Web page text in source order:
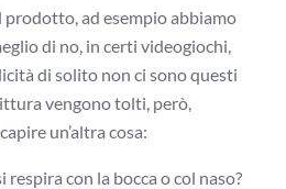
prodotto, ad esempio abbiamo
di no, in certi videogiochi,
di solito non ci sono questi
vengono tolti, però,
un’altra cosa:
respira con la bocca o col naso?